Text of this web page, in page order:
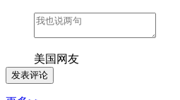
美国网友